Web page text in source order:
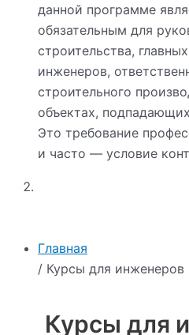
Главная
/ Курсы для инженеров
Курсы для
данной программе
обязательным для
строительства,
инженеров,
строительного
объектах,
Это требование
и часто — условие